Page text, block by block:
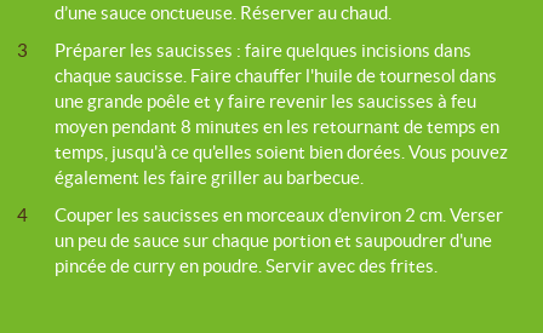
d’une sauce onctueuse. Réserver au chaud.
3
Préparer les saucisses : faire quelques incisions dans
chaque saucisse. Faire chauffer l'huile de tournesol dans
une grande poêle et y faire revenir les saucisses à feu
moyen pendant 8 minutes en les retournant de temps en
temps, jusqu'à ce qu'elles soient bien dorées. Vous pouvez
également les faire griller au barbecue.
4
Couper les saucisses en morceaux d’environ 2 cm. Verser
un peu de sauce sur chaque portion et saupoudrer d'une
pincée de curry en poudre. Servir avec des frites.